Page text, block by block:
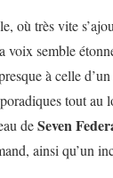
très vite
semble
à celle
tout au
deSeven
ainsi qu’un